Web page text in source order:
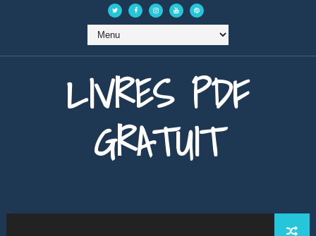
LIVRES PDF
GRATUIT